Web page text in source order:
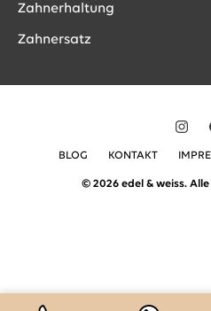
Zahnerhaltung
Zahnersatz
BLOG KONTAKT
© 2026 edel & weiss.